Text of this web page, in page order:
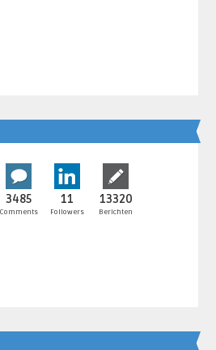
3485
Comments
11
Followers
13320
Berichten